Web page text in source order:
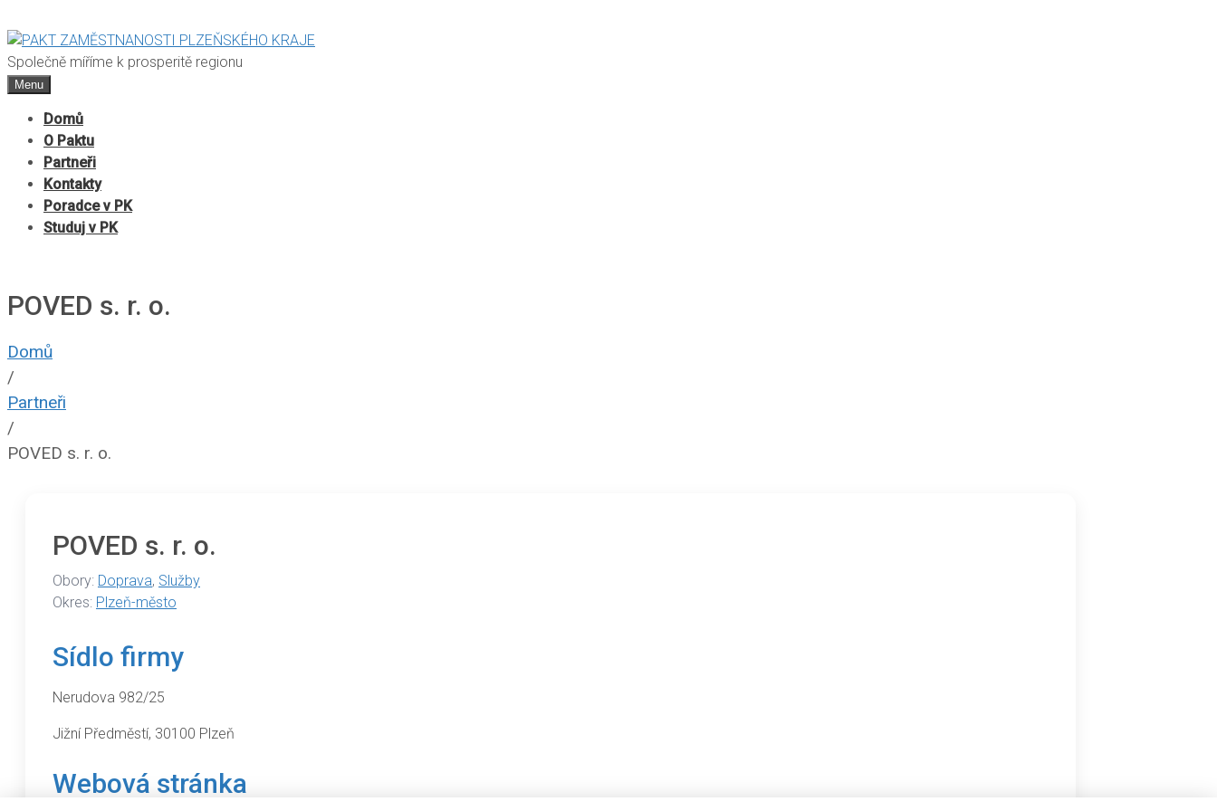
Společně míříme k prosperitě regionu
Menu
Domů
O Paktu
Partneři
Kontakty
Poradce v PK
Studuj v PK
POVED s. r. o.
Domů
/
Partneři
/
POVED s. r. o.
POVED s. r. o.
Obory: Doprava, Služby
Okres: Plzeň-město
Sídlo firmy
Nerudova 982/25
Jižní Předměstí, 30100 Plzeň
Webová stránka